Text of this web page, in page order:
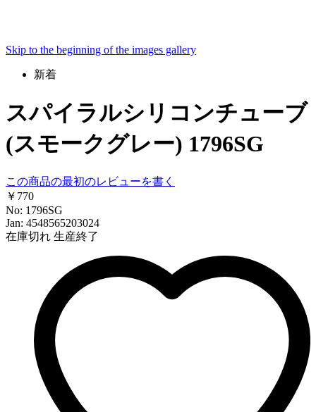
Skip to the beginning of the images gallery
新着
スパイラルシリコンチューブ
(スモークグレー) 1796SG
この商品の最初のレビューを書く
￥770
No: 1796SG
Jan: 4548565203024
在庫切れ 生産終了